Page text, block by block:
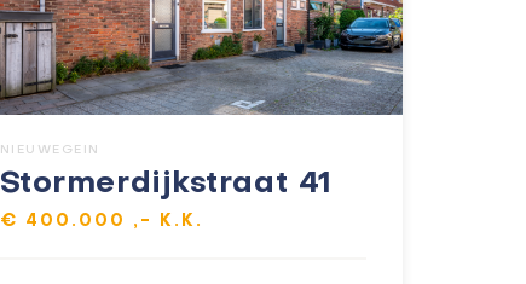
NIEUWEGEIN
Stormerdijkstraat 41
€ 400.000 ,- K.K.